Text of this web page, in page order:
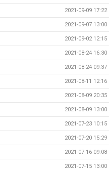
2021-09-09 17:22
2021-09-07 13:00
2021-09-02 12:15
2021-08-24 16:30
2021-08-24 09:37
2021-08-11 12:16
2021-08-09 20:35
2021-08-09 13:00
2021-07-23 10:15
2021-07-20 15:29
2021-07-16 09:08
2021-07-15 13:00